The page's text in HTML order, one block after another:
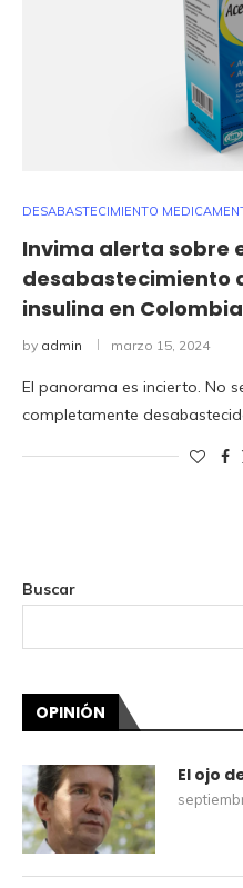
DESABASTECIMIENTO
Invima alerta sobre
desabastecimiento
insulina en Colombia
by admin marzo 15, 2024
El panorama es incierto. No
completamente
Buscar
OPINIÓN
El ojo